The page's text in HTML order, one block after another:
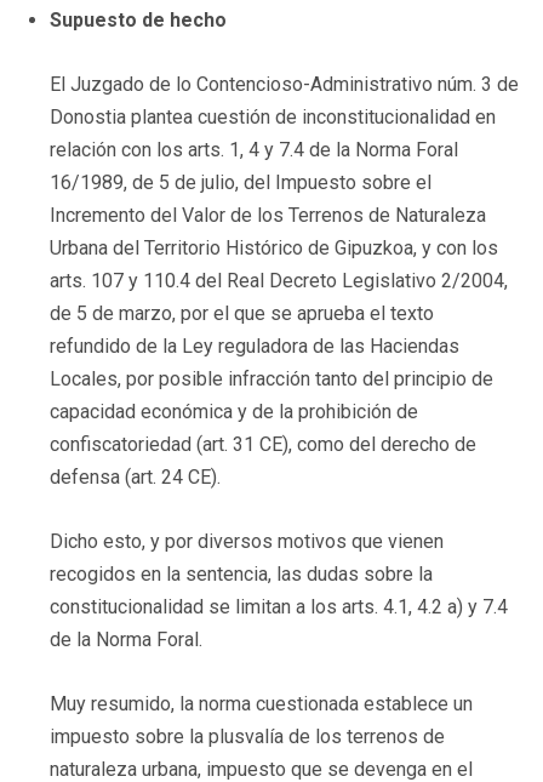
Supuesto de hecho
El Juzgado de lo Contencioso-Administrativo núm. 3 de
Donostia plantea cuestión de inconstitucionalidad en
relación con los arts. 1, 4 y 7.4 de la Norma Foral
16/1989, de 5 de julio, del Impuesto sobre el
Incremento del Valor de los Terrenos de Naturaleza
Urbana del Territorio Histórico de Gipuzkoa, y con los
arts. 107 y 110.4 del Real Decreto Legislativo 2/2004,
de 5 de marzo, por el que se aprueba el texto
refundido de la Ley reguladora de las Haciendas
Locales, por posible infracción tanto del principio de
capacidad económica y de la prohibición de
confiscatoriedad (art. 31 CE), como del derecho de
defensa (art. 24 CE).
Dicho esto, y por diversos motivos que vienen
recogidos en la sentencia, las dudas sobre la
constitucionalidad se limitan a los arts. 4.1, 4.2 a) y 7.4
de la Norma Foral.
Muy resumido, la norma cuestionada establece un
impuesto sobre la plusvalía de los terrenos de
naturaleza urbana, impuesto que se devenga en el